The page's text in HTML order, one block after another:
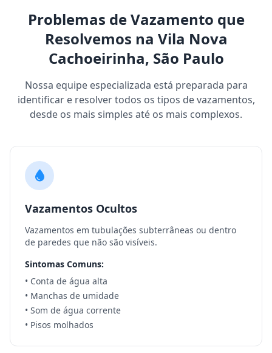
Problemas de Vazamento que
Resolvemos na Vila Nova
Cachoeirinha, São Paulo
Nossa equipe especializada está preparada para
identificar e resolver todos os tipos de vazamentos,
desde os mais simples até os mais complexos.
Vazamentos Ocultos
Vazamentos em tubulações subterrâneas ou dentro
de paredes que não são visíveis.
Sintomas Comuns:
• Conta de água alta
• Manchas de umidade
• Som de água corrente
• Pisos molhados